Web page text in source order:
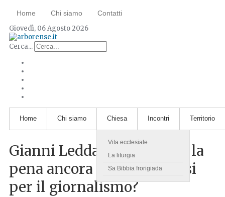
Home Chi siamo Contatti
Giovedì, 06 Agosto 2026
Cerca...
Home Chi siamo Chiesa
Vita ecclesiale
La liturgia
Sa Bibbia frorigiada
Incontri Territorio
Gianni Ledda. Quanto vale la
pena ancora oggi spendersi
per il giornalismo?